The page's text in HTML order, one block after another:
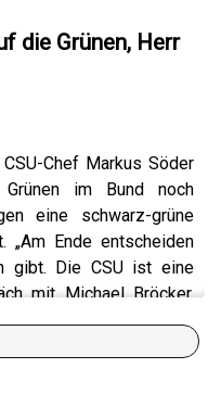
die Grünen, Herr
Chef Markus Söder
im Bund noch
eine schwarz-grüne
„Am Ende entscheiden
gibt. Die CSU ist eine
mit Michael Bröcker.
wolle, dann
„Da braucht es einen